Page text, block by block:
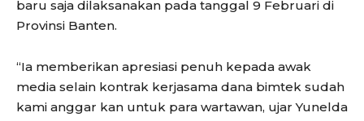
baru saja dilaksanakan pada tanggal 9 Februari di
Provinsi Banten.
“Ia memberikan apresiasi penuh kepada awak
media selain kontrak kerjasama dana bimtek sudah
kami anggar kan untuk para wartawan, ujar Yunelda